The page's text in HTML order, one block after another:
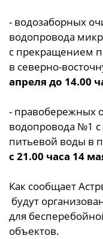
- водозаборных
водопровода
с прекращением
в северно-
апреля до 14.00
- правобережных
водопровода №1
питьевой воды в
с 21.00 часа 14
Как сообщает
будут
для
объектов.